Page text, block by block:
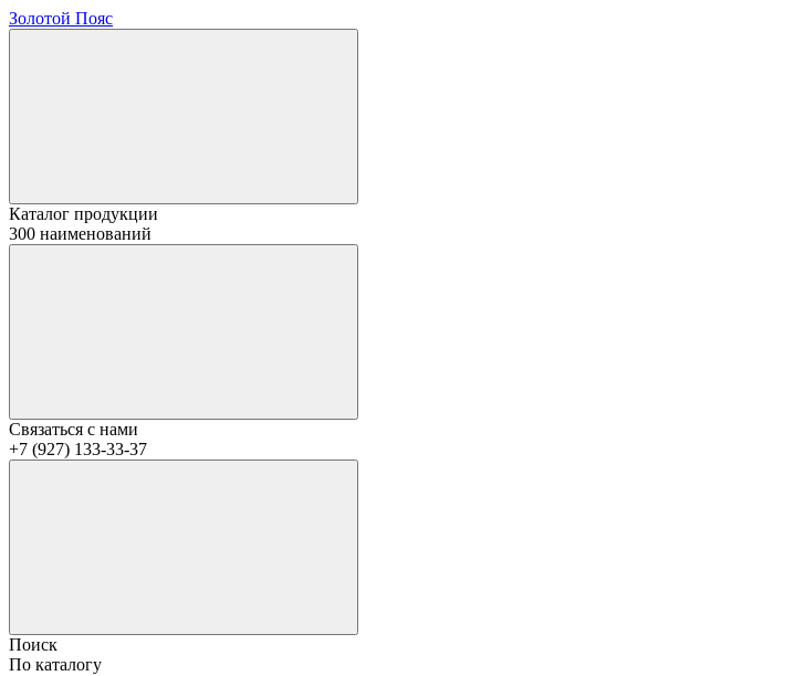
Золотой Пояс
Каталог продукции
300 наименований
Связаться с нами
+7 (927) 133-33-37
Поиск
По каталогу